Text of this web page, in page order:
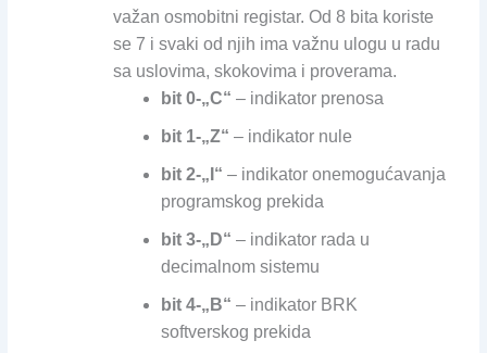
važan osmobitni registar. Od 8 bita koriste
se 7 i svaki od njih ima važnu ulogu u radu
sa uslovima, skokovima i proverama.
bit 0-„C“ – indikator prenosa
bit 1-„Z“ – indikator nule
bit 2-„I“ – indikator onemogućavanja
programskog prekida
bit 3-„D“ – indikator rada u
decimalnom sistemu
bit 4-„B“ – indikator BRK
softverskog prekida